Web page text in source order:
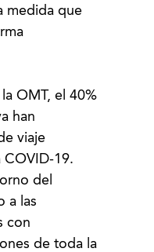
medida que
OMT, el 40%
han
viaje
COVID-19.
del
a las
con
de toda la